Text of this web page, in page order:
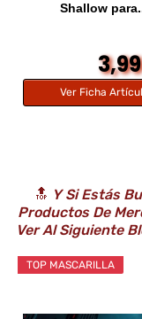
Shallow
Ver Ficha
🔝 Y Si Estás
Productos De
Ver Al Siguiente
TOP MASCARILLA